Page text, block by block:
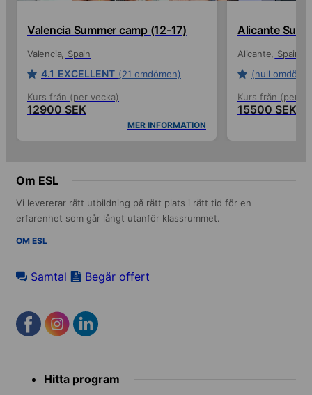
Valencia Summer camp (12-17)
Valencia Spain
4.1 EXCELLENT (21 omdömen)
Kurs från (per vecka)
12900 SEK
MER INFORMATION
Alicante
Alicante
Spain
(null
Kurs från (per
15500 SEK
Om ESL
Vi levererar rätt utbildning på rätt plats i rätt tid för en
erfarenhet som går långt utanför klassrummet.
OM ESL
Samtal Begär offert
menu Hitta program